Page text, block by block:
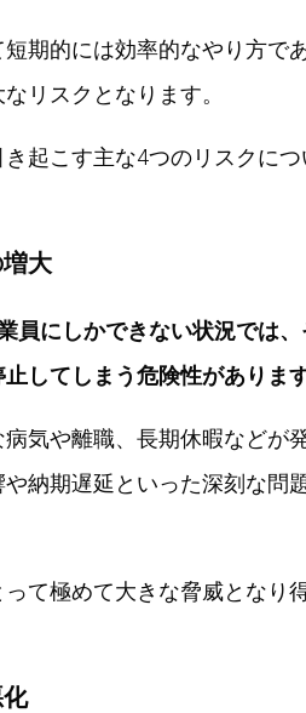
期的には効率的なやり方で
リスクとなります。
起こす主な4つのリスクにつ
大
員にしかできない状況では、
してしまう危険性があります
気や離職、長期休暇などが
納期遅延といった深刻な問
て極めて大きな脅威となり得